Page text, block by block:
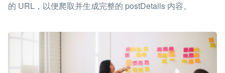
的 URL，以便爬取并生成完整的 postDetails 内容。